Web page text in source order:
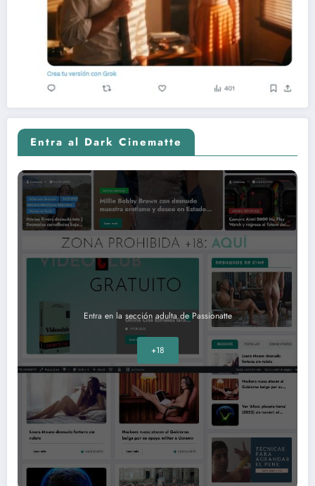
Entra al Dark Cinematte
Entra en la sección adulta de Passionatte
+18